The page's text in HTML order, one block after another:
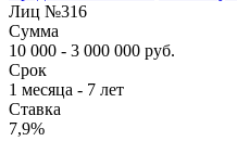
Лиц №316
Сумма
10 000 - 3 000 000 руб.
Срок
1 месяца - 7 лет
Ставка
7,9%